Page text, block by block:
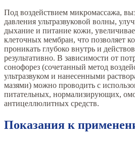
Под воздействием микромассажа,
давления ультразвуковой волны,
дыхание и питание кожи,
клеточных мембран, что позволяет
проникать глубоко внутрь и
результативно. В зависимости от
сонофорез (сочетанный метод
ультразвуком и нанесенными
мазями) можно проводить с
питательных, нормализирующих,
антицеллюлитных средств.
Показания к